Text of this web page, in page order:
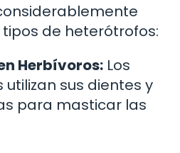
de heterótrofos:
Herbívoros: Los
utilizan sus dientes y
para masticar las